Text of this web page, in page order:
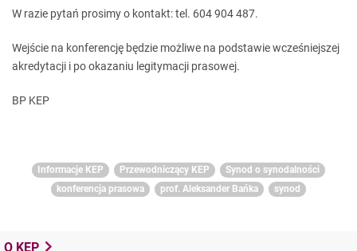
W razie pytań prosimy o kontakt: tel. 604 904 487.
Wejście na konferencję będzie możliwe na podstawie wcześniejszej
akredytacji i po okazaniu legitymacji prasowej.
BP KEP
Informacje KEP Przewodniczący KEP
Synod o synodalności
konferencja prasowa
prof. Aleksander Bańka synod
O KEP